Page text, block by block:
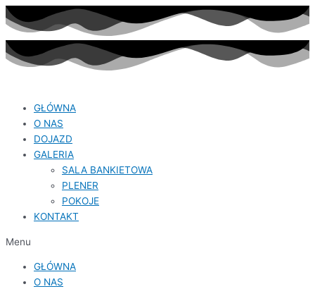
GŁÓWNA
O NAS
DOJAZD
GALERIA
SALA BANKIETOWA
PLENER
POKOJE
KONTAKT
Menu
GŁÓWNA
O NAS